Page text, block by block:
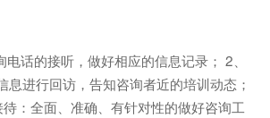
话的接听，做好相应的信息记录； 2、
息进行回访，告知咨询者近的培训动态；
：全面、准确、有针对性的做好咨询工